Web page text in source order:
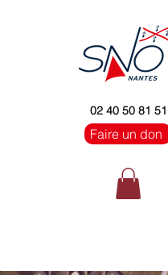
02 40 50 81 51
Faire un don